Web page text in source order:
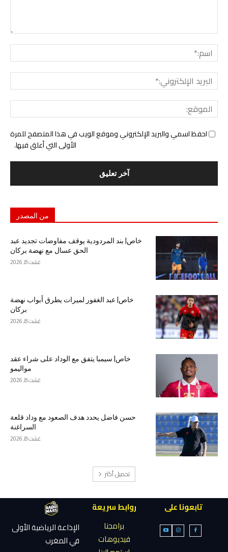
احفظ اسمي والبريد الإلكتروني وموقع الويب في هذا المتصفح للمرة
الأولى التي أعلق فيها.
من المصدر
خاص| بند المردودية يوقف مفاوضات تجديد عبد
الحق عسال مع نهضة بركان
غشت 8, 2026
خاص| عبد الغفور لميرات يطرق أبواب نهضة
بركان
غشت 8, 2026
خاص| سيمبا يتفق مع الوداد على شراء عقد
مواليمو
غشت 8, 2026
حسن فاضل يحدد هدف الصعود مع وداد قلعة
السراغنة
غشت 8, 2026
تحميل أكثر
تابعونا على
روابط سريعة
برامجنا
فيديوهات
الإذاعة الرياضية الأولى
في المغرب